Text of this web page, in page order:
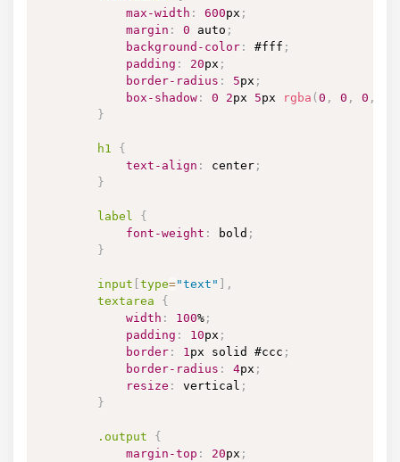
max-width : 600px ;
margin : 0 auto ;
background-color : #fff ;
padding : 20px ;
border-radius : 5px ;
box-shadow : 0 2px 5px rgba ( 0 , 0 , 0 ,
}
h1
{
text-align : center ;
}
label
{
font-weight : bold ;
}
input type="text"
,
        textarea
{
width : 100% ;
padding : 10px ;
border : 1px solid #ccc ;
border-radius : 4px ;
resize : vertical ;
}
.output
{
margin-top : 20px ;